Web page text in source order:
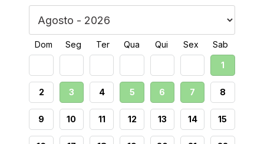
Dom Seg Ter Qua Qui Sex Sab
1
2 3 4 5 6 7 8
9 10 11 12 13 14 15